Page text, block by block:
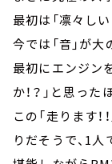
最初は「凛々し
今では「音」が大
最初にエンジン
か！？」と思った
この「走ります
りだそうで、1